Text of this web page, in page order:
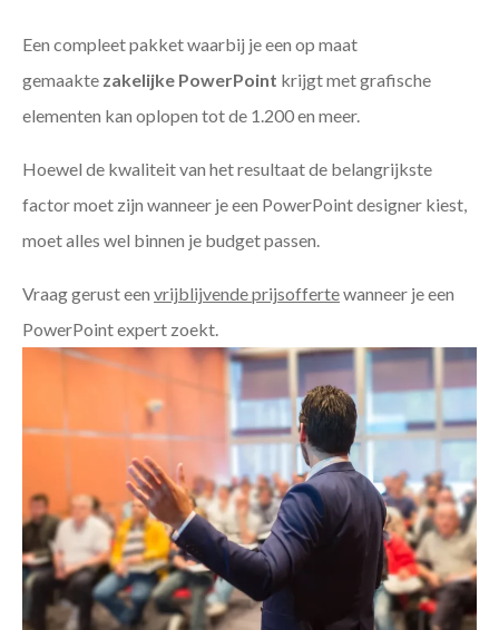
Een compleet pakket waarbij je een op maat
gemaakte zakelijke PowerPoint krijgt met grafische
elementen kan oplopen tot de 1.200 en meer.
Hoewel de kwaliteit van het resultaat de belangrijkste
factor moet zijn wanneer je een PowerPoint designer kiest,
moet alles wel binnen je budget passen.
Vraag gerust een vrijblijvende prijsoffertewanneer je een
PowerPoint expert zoekt.